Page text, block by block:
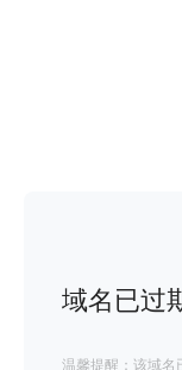
域名已过
温馨提醒：该域名